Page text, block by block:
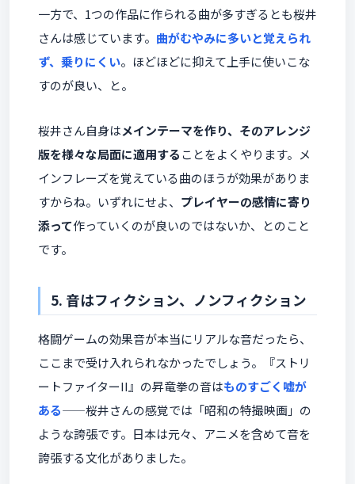
一方で、1つの作品に作られる曲が多すぎるとも桜井
さんは感じています。 曲がむやみに多いと覚えられ
ず、乗りにくい。ほどほどに抑えて上手に使いこな
すのが良い、と。
桜井さん自身はメインテーマを作り、そのアレンジ
版を様々な局面に適用することをよくやります。メ
インフレーズを覚えている曲のほうが効果がありま
すからね。いずれにせよ、 プレイヤーの感情に寄り
添って作っていくのが良いのではないか、とのこと
です。
5. 音はフィクション、ノンフィクション
格闘ゲームの効果音が本当にリアルな音だったら、
ここまで受け入れられなかったでしょう。『ストリ
ートファイターII』の昇竜拳の音はものすごく嘘が
ある——桜井さんの感覚では「昭和の特撮映画」の
ような誇張です。日本は元々、アニメを含めて音を
誇張する文化がありました。